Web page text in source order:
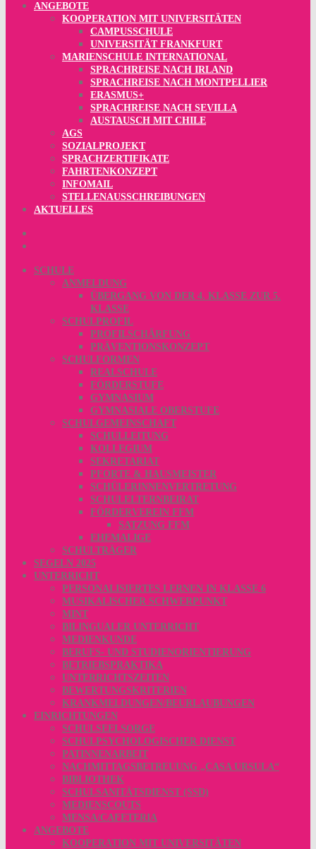
ANGEBOTE
KOOPERATION MIT UNIVERSITÄTEN
CAMPUSSCHULE
UNIVERSITÄT FRANKFURT
MARIENSCHULE INTERNATIONAL
SPRACHREISE NACH IRLAND
SPRACHREISE NACH MONTPELLIER
ERASMUS+
SPRACHREISE NACH SEVILLA
AUSTAUSCH MIT CHILE
AGS
SOZIALPROJEKT
SPRACHZERTIFIKATE
FAHRTENKONZEPT
INFOMAIL
STELLENAUSSCHREIBUNGEN
AKTUELLES
SCHULE
ANMELDUNG
ÜBERGANG VON DER 4. KLASSE ZUR 5.
KLASSE
SCHULPROFIL
PROFILSCHÄRFUNG
PRÄVENTIONSKONZEPT
SCHULFORMEN
REALSCHULE
FÖRDERSTUFE
GYMNASIUM
GYMNASIALE OBERSTUFE
SCHULGEMEINSCHAFT
SCHULLEITUNG
KOLLEGIUM
SEKRETARIAT
PFORTE & HAUSMEISTER
SCHÜLERINNENVERTRETUNG
SCHULELTERNBEIRAT
FÖRDERVEREIN FFM
SATZUNG FFM
EHEMALIGE
SCHULTRÄGER
SEGELN 2025
UNTERRICHT
PERSONALISIERTES LERNEN IN KLASSE 6
MUSIKALISCHER SCHWERPUNKT
MINT
BILINGUALER UNTERRICHT
MEDIENKUNDE
BERUFS- UND STUDIENORIENTIERUNG
BETRIEBSPRAKTIKA
UNTERRICHTSZEITEN
BEWERTUNGSKRITERIEN
KRANKMELDUNGEN/BEURLAUBUNGEN
EINRICHTUNGEN
SCHULSEELSORGE
SCHULPSYCHOLOGISCHER DIENST
PATINNENARBEIT
NACHMITTAGSBETREUUNG „CASA URSULA“
BIBLIOTHEK
SCHULSANITÄTSDIENST (SSD)
MEDIENSCOUTS
MENSA/CAFETERIA
ANGEBOTE
KOOPERATION MIT UNIVERSITÄTEN